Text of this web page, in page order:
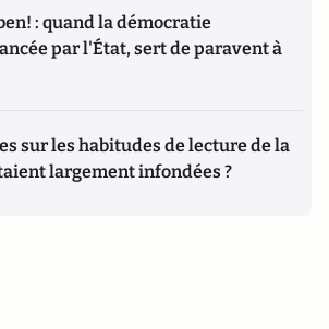
: quand la démocratie
par l'État, sert de paravent à
sur les habitudes de lecture de la
largement infondées ?